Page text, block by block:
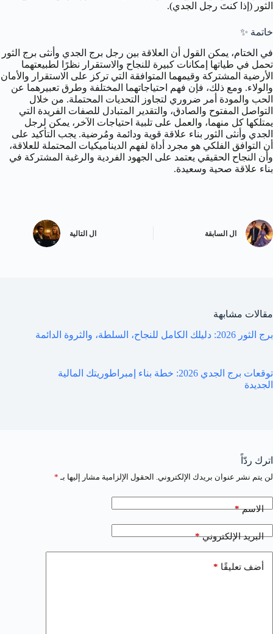
الثور (إذا كنتَ رجل الجدي).
خاتمة ✨
في الختام، يمكن القول أن العلاقة بين رجل برج الجدي وأنثى برج الثور
تحمل في طياتها إمكانات كبيرة للنجاح والاستقرار نظرًا لطبيعتهما
الأرضية المشتركة وقيمهما المتوافقة التي تركز على الاستقرار والأمان
والولاء. ومع ذلك، فإن فهم احتياجاتهما المختلفة وطرق تعبيرهما عن
الحب والمودة أمر ضروري لتجاوز التحديات المحتملة. من خلال
التواصل المفتوح والصادق، والتقدير المتبادل للصفات الفريدة التي
يمتلكها كل منهما، والعمل على تلبية احتياجات الآخر، يمكن لرجل
الجدي وأنثى الثور بناء علاقة قوية ودائمة ومُرضية. يجب التأكيد على
أن التوافق الفلكي هو مجرد أداة لفهم الديناميكيات المحتملة للعلاقة،
وأن النجاح الحقيقي يعتمد على الجهود الفردية والرغبة المشتركة في
بناء علاقة صحية وسعيدة.
ال السابقة ال التالية
مقالات مشابهة
برج الثور 2026: دليلك الكامل للنجاح، السلطة، والثروة الدائمة
توقعات برج الجدي 2026: خطة بناء إمبراطوريتك المالية
الجديدة
اترك ردّاً
لن يتم نشر عنوان بريدك الإلكتروني. الحقول الإلزامية مشار إليها بـ *
الاسم*
البريد الإلكتروني*
أضف تعليقًا *